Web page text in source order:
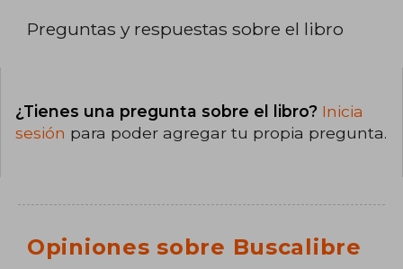
Preguntas y respuestas sobre el libro
¿Tienes una pregunta sobre el libro? Inicia
sesión para poder agregar tu propia pregunta.
Opiniones sobre Buscalibre